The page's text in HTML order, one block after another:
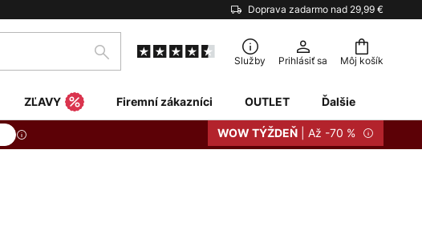
Doprava zadarmo nad 29,99 €
Môj košík
Hľadať Služby Prihlásiť sa
ZĽAVY Firemní zákazníci OUTLET Ďalšie
WOW TÝŽDEŇ | Až -70 %